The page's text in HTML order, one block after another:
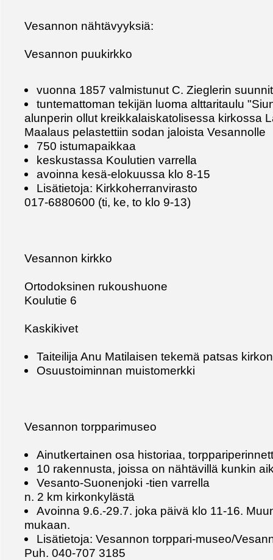
Vesannon nähtävyyksiä:
Vesannon puukirkko
vuonna 1857 valmistunut C. Zieglerin
tuntemattoman tekijän luoma alttaritaulu
alunperin ollut kreikkalaiskatolisessa kirkossa
Maalaus pelastettiin sodan jaloista Vesannolle
750 istumapaikkaa
keskustassa Koulutien varrella
avoinna kesä-elokuussa klo 8-15
Lisätietoja: Kirkkoherranvirasto
017-6880600 (ti, ke, to klo 9-13)
Vesannon kirkko
Ortodoksinen rukoushuone
Koulutie 6
Kaskikivet
Taiteilija Anu Matilaisen tekemä patsas
Osuustoiminnan muistomerkki
Vesannon torpparimuseo
Ainutkertainen osa historiaa,
10 rakennusta, joissa on nähtävillä kunkin
Vesanto-Suonenjoki -tien varrella
n. 2 km kirkonkylästä
Avoinna 9.6.-29.7. joka päivä klo 11-16.
mukaan.
Lisätietoja: Vesannon torppari-museo/
Puh. 040-707 3185